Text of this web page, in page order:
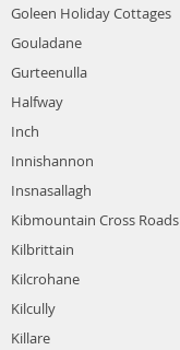
Goleen Holiday Cottages
Gouladane
Gurteenulla
Halfway
Inch
Innishannon
Insnasallagh
Kibmountain Cross Roads
Kilbrittain
Kilcrohane
Kilcully
Killare